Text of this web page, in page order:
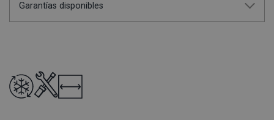
Garantías disponibles